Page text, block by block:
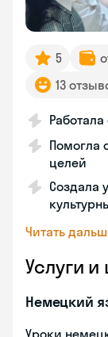
5
13
Помогла
целей
Создала
Читать
Услуги
Немецкий
Уроки